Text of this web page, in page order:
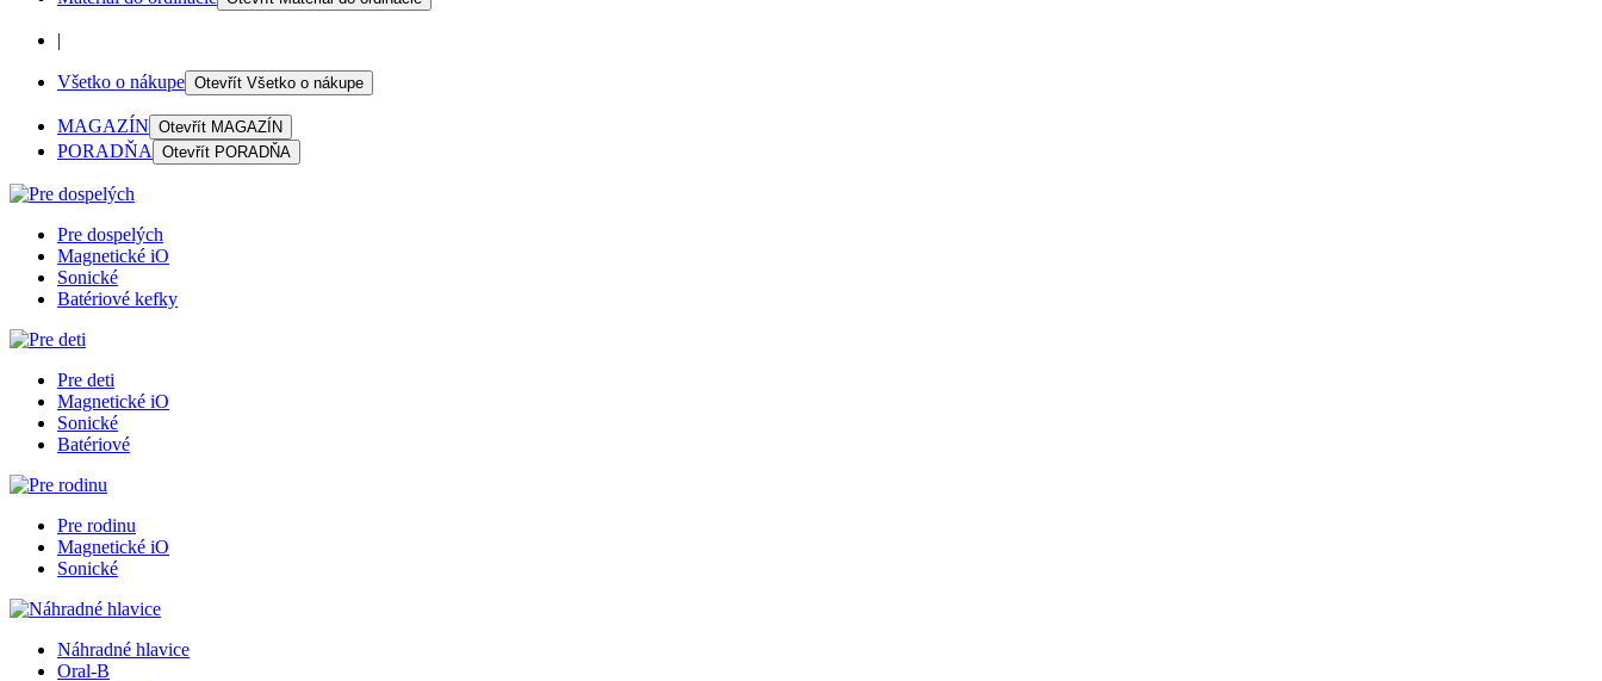
|
Všetko o nákupe Otevřít Všetko o nákupe
MAGAZÍN Otevřít MAGAZÍN
PORADŇA Otevřít PORADŇA
Pre dospelých
Magnetické iO
Sonické
Batériové kefky
Pre deti
Magnetické iO
Sonické
Batériové
Pre rodinu
Magnetické iO
Sonické
Náhradné hlavice
Oral-B